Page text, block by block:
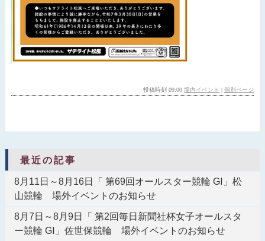
投稿時刻 09:00場内イベント | 個別ページ
最近の記事
8月11日～8月16日「 第69回オールスター競輪 GⅠ」松
山競輪 場外イベントのお知らせ
8月7日～8月9日「 第2回毎日新聞社杯女子オールスタ
ー競輪 GⅠ」佐世保競輪 場外イベントのお知らせ